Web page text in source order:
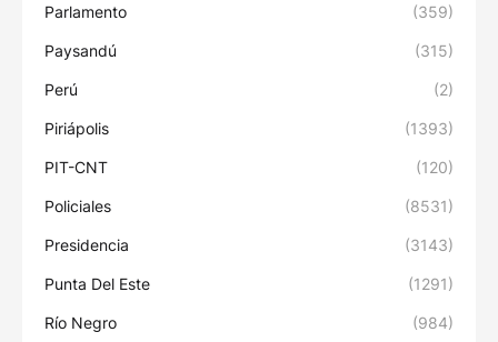
Parlamento (359)
Paysandú (315)
Perú (2)
Piriápolis (1393)
PIT-CNT (120)
Policiales (8531)
Presidencia (3143)
Punta Del Este (1291)
Río Negro (984)